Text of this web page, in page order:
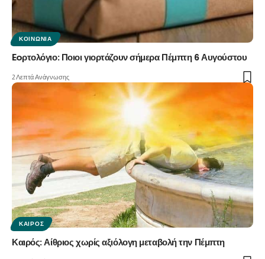
ΚΟΙΝΩΝΊΑ
Eoρτολόγιο: Ποιοι γιορτάζουν σήμερα Πέμπτη 6 Αυγούστου
2 Λεπτά Ανάγνωσης
ΚΑΙΡΌΣ
Καιρός: Αίθριος χωρίς αξιόλογη μεταβολή την Πέμπτη